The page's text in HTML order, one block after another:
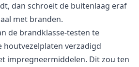
dan schroeit de buitenlaag eraf
met branden.
de brandklasse-testen te
houtvezelplaten verzadigd
impregneermiddelen. Dit zou ten